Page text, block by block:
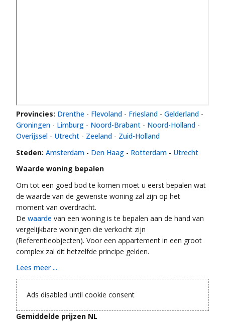
Provincies: Drenthe - Flevoland - Friesland - Gelderland -
Groningen - Limburg - Noord-Brabant - Noord-Holland -
Overijssel - Utrecht - Zeeland - Zuid-Holland
Steden: Amsterdam - Den Haag - Rotterdam - Utrecht
Waarde woning bepalen
Om tot een goed bod te komen moet u eerst bepalen wat
de waarde van de gewenste woning zal zijn op het
moment van overdracht.
De waarde van een woning is te bepalen aan de hand van
vergelijkbare woningen die verkocht zijn
(Referentieobjecten). Voor een appartement in een groot
complex zal dit hetzelfde principe gelden.
Lees meer ...
Ads disabled until cookie consent
Gemiddelde prijzen NL